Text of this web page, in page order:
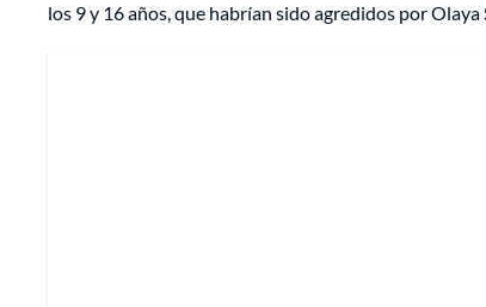
los 9 y 16 años, que habrían sido agredidos por Olaya